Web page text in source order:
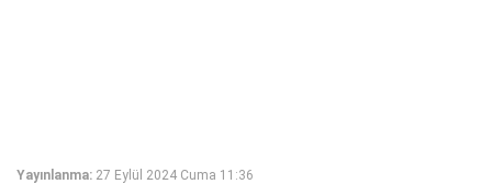
Yayınlanma: 27 Eylül 2024 Cuma 11:36